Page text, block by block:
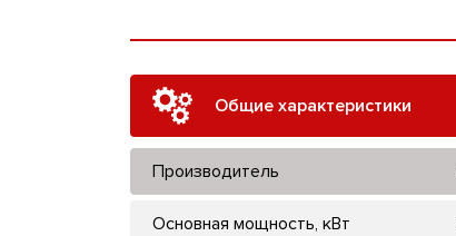
Общие характеристики
Производитель
Основная мощность, кВт